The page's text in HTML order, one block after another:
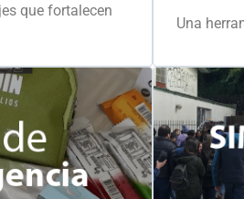
que fortalecen
Una